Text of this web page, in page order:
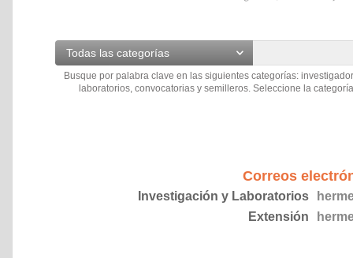
Todas las categorías
Busque por palabra clave en las siguientes categorías:
laboratorios, convocatorias y semilleros. Seleccione la
Correos
Investigación y Laboratorios
Extensión